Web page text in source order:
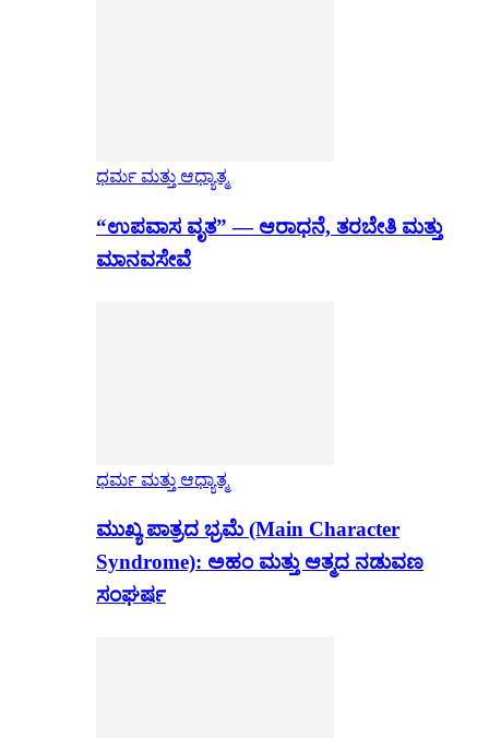
ಧರ್ಮ ಮತ್ತು ಆಧ್ಯಾತ್ಮ
“ಉಪವಾಸ ವೃತ” — ಆರಾಧನೆ, ತರಬೇತಿ ಮತ್ತು
ಮಾನವಸೇವೆ
ಧರ್ಮ ಮತ್ತು ಆಧ್ಯಾತ್ಮ
ಮುಖ್ಯ ಪಾತ್ರದ ಭ್ರಮೆ (Main Character
Syndrome): ಅಹಂ ಮತ್ತು ಆತ್ಮದ ನಡುವಣ
ಸಂಘರ್ಷ